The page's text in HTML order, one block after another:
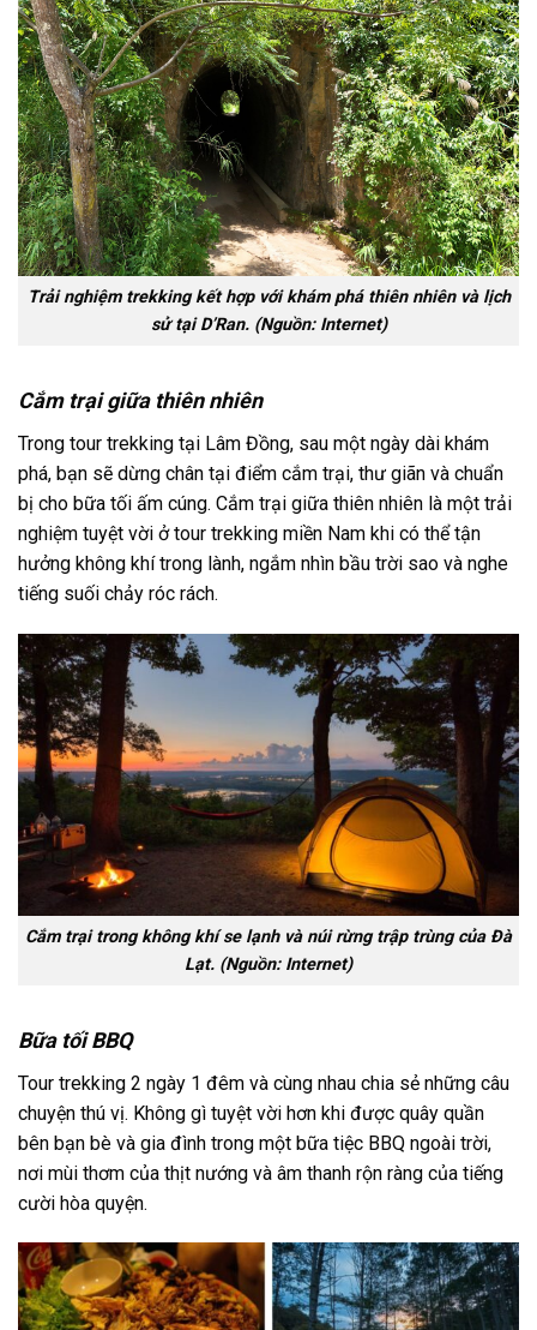
Trải nghiệm trekking kết hợp với khám phá thiên nhiên và lịch
sử tại D’Ran. (Nguồn: Internet)
Cắm trại giữa thiên nhiên
Trong tour trekking tại Lâm Đồng, sau một ngày dài khám
phá, bạn sẽ dừng chân tại điểm cắm trại, thư giãn và chuẩn
bị cho bữa tối ấm cúng. Cắm trại giữa thiên nhiên là một trải
nghiệm tuyệt vời ởtour trekking miền Nam khi có thể tận
hưởng không khí trong lành, ngắm nhìn bầu trời sao và nghe
tiếng suối chảy róc rách.
Cắm trại trong không khí se lạnh và núi rừng trập trùng của Đà
Lạt. (Nguồn: Internet)
Bữa tối BBQ
Tour trekking 2 ngày 1 đêm và cùng nhau chia sẻ những câu
chuyện thú vị. Không gì tuyệt vời hơn khi được quây quần
bên bạn bè và gia đình trong một bữa tiệc BBQ ngoài trời,
nơi mùi thơm của thịt nướng và âm thanh rộn ràng của tiếng
cười hòa quyện.